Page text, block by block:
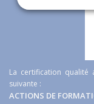
La certification
suivante :
ACTIONS DE